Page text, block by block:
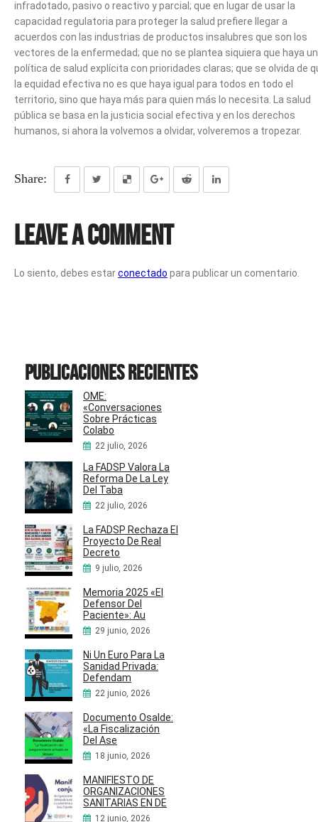
infradotado, pasivo o reactivo y parcial; que en lugar de usar la
capacidad regulatoria para proteger la salud prefiere llegar a
acuerdos con las industrias de productos insalubres que son los
vectores de la enfermedad; que no se plantea siquiera que haya
política de salud explícita con prioridades claras; que se olvida de
la equidad efectiva no es que haya igual para todos en todo el
territorio, sino que haya más para quien más lo necesita. La salud
pública se basa en la justicia social efectiva y en los derechos
humanos, si ahora la volvemos a olvidar, volveremos a tropezar.
Share:
Leave a Comment
Lo siento, debes estarconectado para publicar un comentario.
Publicaciones recientes
OME:
«Conversaciones
Sobre Prácticas
Colabo
22 julio, 2026
La FADSP Valora La
Reforma De La Ley
Del Taba
22 julio, 2026
La FADSP Rechaza El
Proyecto De Real
Decreto
9 julio, 2026
Memoria 2025 «El
Defensor Del
Paciente»: Au
29 junio, 2026
Ni Un Euro Para La
Sanidad Privada:
Defendam
22 junio, 2026
Documento Osalde:
«La Fiscalización
Del Ase
18 junio, 2026
MANIFIESTO DE
ORGANIZACIONES
SANITARIAS EN DE
12 junio, 2026